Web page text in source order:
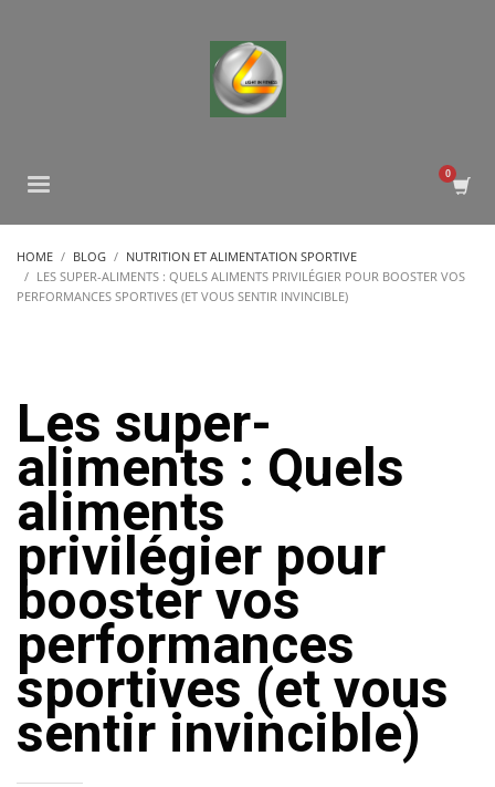
HOME BLOG
NUTRITION ET ALIMENTATION SPORTIVE
LES SUPER-ALIMENTS : QUELS ALIMENTS PRIVILÉGIER POUR BOOSTER VOS
PERFORMANCES SPORTIVES (ET VOUS SENTIR INVINCIBLE)
Les super-
aliments : Quels
aliments
privilégier pour
booster vos
performances
sportives (et vous
sentir invincible)